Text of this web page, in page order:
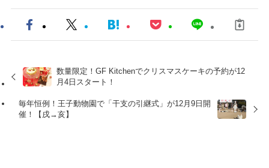
数量限定！GF Kitchenでクリスマスケーキの予約が12
月4日スタート！
毎年恒例！王子動物園で「干支の引継式」が12月9日開
催！【戌→亥】